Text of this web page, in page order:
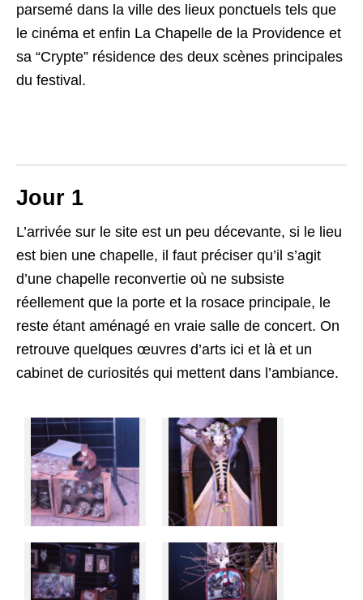
parsemé dans la ville des lieux ponctuels tels que
le cinéma et enfin La Chapelle de la Providence et
sa “Crypte” résidence des deux scènes principales
du festival.
Jour 1
L’arrivée sur le site est un peu décevante, si le lieu
est bien une chapelle, il faut préciser qu’il s’agit
d’une chapelle reconvertie où ne subsiste
réellement que la porte et la rosace principale, le
reste étant aménagé en vraie salle de concert. On
retrouve quelques œuvres d’arts ici et là et un
cabinet de curiosités qui mettent dans l’ambiance.